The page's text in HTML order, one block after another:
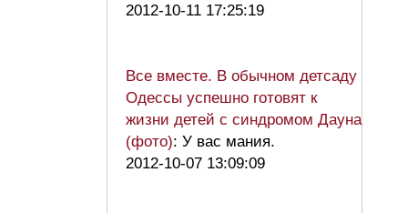
2012-10-11 17:25:19
Все вместе. В обычном детсаду
Одессы успешно готовят к
жизни детей с синдромом Дауна
(фото): У вас мания.
2012-10-07 13:09:09